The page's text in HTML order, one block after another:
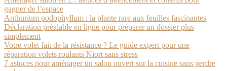
gagner de l’espace
Anthurium podophyllum : la plante rare aux feuilles fascinantes
Déclaration préalable en ligne pour préparer un dossier plus
simplement
Votre volet fait de la résistance ? Le guide expert pour une
réparation volets roulants Niort sans stress
7 astuces pour aménager un salon ouvert sur la cuisine sans perdre